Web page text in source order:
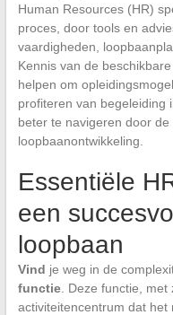
Human Resources (HR)
proces, door tools en
vaardigheden,
Kennis van de
helpen om
profiteren van begeleiding
beter te navigeren door
loopbaanontwikkeling.
Essentiële
een
loopbaan
Vind je weg in de
functie. Deze functie, met
activiteitencentrum dat het